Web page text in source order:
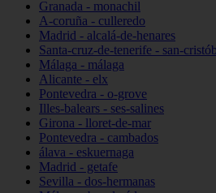
Granada - monachil
A-coruña - culleredo
Madrid - alcalá-de-henares
Santa-cruz-de-tenerife - san-
Málaga - málaga
Alicante - elx
Pontevedra - o-grove
Illes-balears - ses-salines
Girona - lloret-de-mar
Pontevedra - cambados
álava - eskuernaga
Madrid - getafe
Sevilla - dos-hermanas